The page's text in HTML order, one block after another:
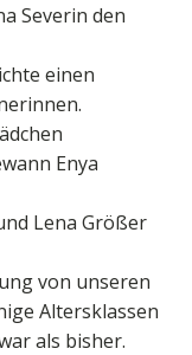
Severin den
einen
Enya
Lena Größer
von unseren
Altersklassen
als bisher.